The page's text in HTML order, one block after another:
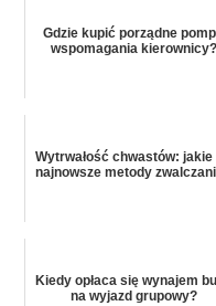
Gdzie kupić porządne
wspomagania kierownicy?
Wytrwałość chwastów: jakie
najnowsze metody
Kiedy opłaca się wynajem
na wyjazd grupowy?